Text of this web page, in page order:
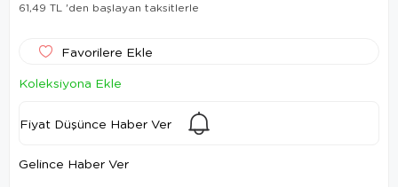
61,49 TL 'den başlayan taksitlerle
Favorilere Ekle
Koleksiyona Ekle
Fiyat Düşünce Haber Ver
Gelince Haber Ver